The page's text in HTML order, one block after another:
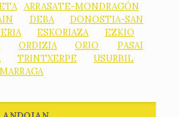
· ARRASATE-MONDRAGÓN
DEBA· DONOSTIA-SAN
· ESKORIAZA· EZKIO
ORDIZIA·ORIO
PASAI
·TRINTXERPE USURBIL